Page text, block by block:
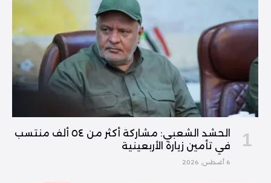
الحشد الشعبي: مشاركة أكثر من ٥٤ ألف منتسب
في تأمين زيارة الأربعينية
6 أغسطس, 2026